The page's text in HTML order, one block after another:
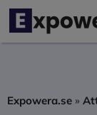
Hoppa
innehåll
Expowera.se »